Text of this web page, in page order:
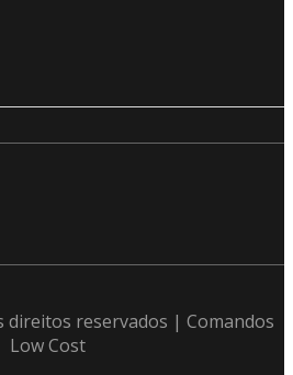
reservados | Comandos
Low Cost